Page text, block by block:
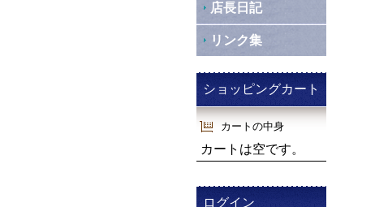
店長日記
リンク集
ショッピングカート
カートの中身
カートは空です。
ログイン